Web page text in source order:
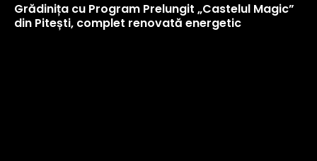
Grădinița cu Program Prelungit „Castelul Magic”
din Pitești, complet renovată energetic